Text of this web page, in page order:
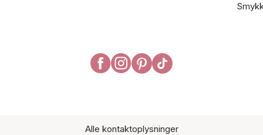
Alle kontaktoplysninger